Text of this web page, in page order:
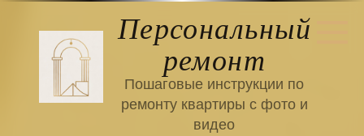
Персональный
ремонт
Пошаговые инструкции по
ремонту квартиры с фото и
видео